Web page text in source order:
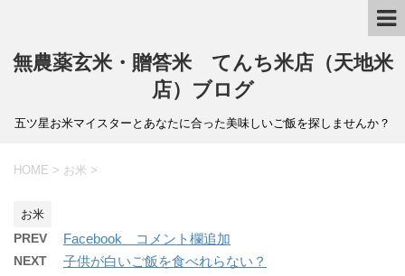
無農薬玄米・贈答米 てんち米店（天地米
店）ブログ
五ツ星お米マイスターとあなたに合った美味しいご飯を探しませんか？
HOME > お米 >
お米
PREV Facebook コメント欄追加
NEXT 子供が白いご飯を食べれらない？